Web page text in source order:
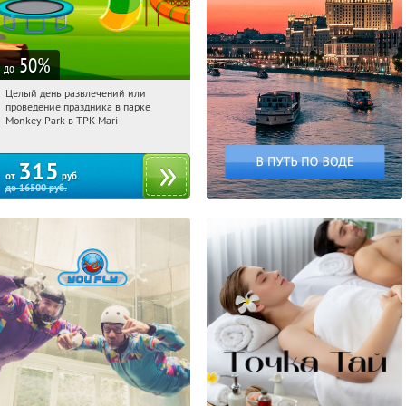
до 50%
09:41:28 Купили:
Братиславская
Целый день развлечений или
проведение праздника в парке
Monkey Park в ТРК Mari
от 315 руб.
до16500руб.